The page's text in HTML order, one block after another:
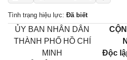
Tình trạng hiệu lực: Đã biết
ỦY BAN NHÂN DÂN
THÀNH PHỐ HỒ CHÍ
MINH
Độc